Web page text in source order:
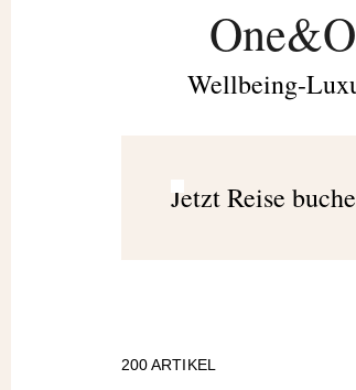
Wellbeing-
Jetzt Reise
200ARTIKEL